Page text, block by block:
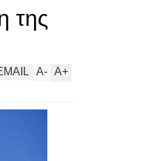
της
A+
A-